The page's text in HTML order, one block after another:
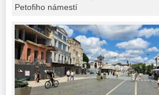
Petofiho námestí